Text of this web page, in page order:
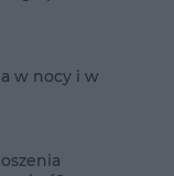
w nocy i w